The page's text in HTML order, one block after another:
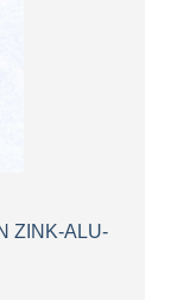
ZINK-ALU-